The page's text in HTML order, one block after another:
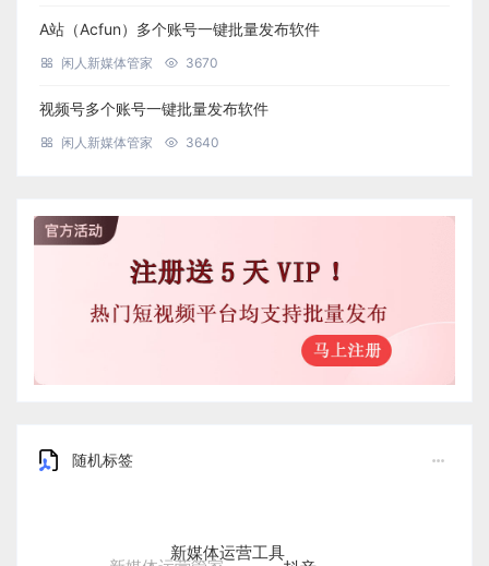
A站（Acfun）多个账号一键批量发布软件
闲人新媒体管家 3670
视频号多个账号一键批量发布软件
闲人新媒体管家 3640
随机标签
新媒体运营工具
抖音